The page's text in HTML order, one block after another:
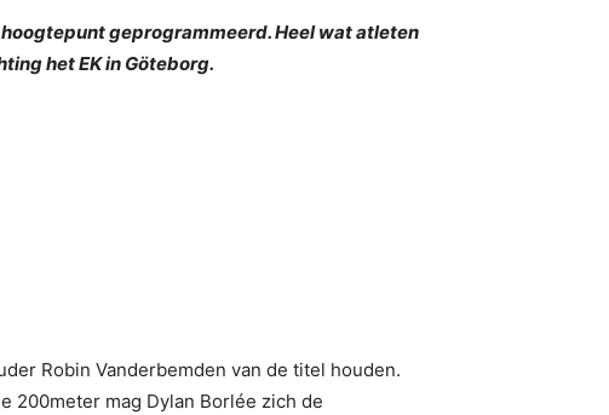
geprogrammeerd. Heel wat atleten
het EK in Göteborg.
Robin Vanderbemden van de titel houden.
200meter mag Dylan Borlée zich de